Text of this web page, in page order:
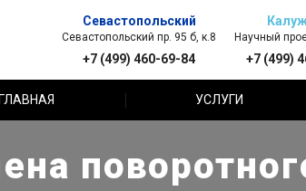
Севастопольский
Севастопольский пр. 95 б, к.8
+7 (499) 460-69-84
Научный
+7 (499)
ГЛАВНАЯ УСЛУГИ